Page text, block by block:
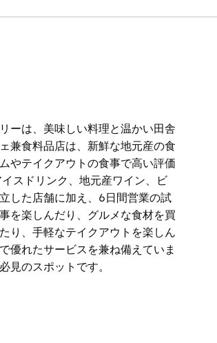
ーは、美味しい料理と温かい田舎
兼食料品店は、新鮮な地元産の食
やテイクアウトの食事で高い評価
スドリンク、地元産ワイン、ビ
した店舗に加え、6日間営業の試
を楽しんだり、グルメな食材を買
り、手軽なテイクアウトを楽しん
優れたサービスを兼ね備えていま
見のスポットです。
兼食料品店は、新鮮な地元産の食
やテイクアウトの食事で高い評価